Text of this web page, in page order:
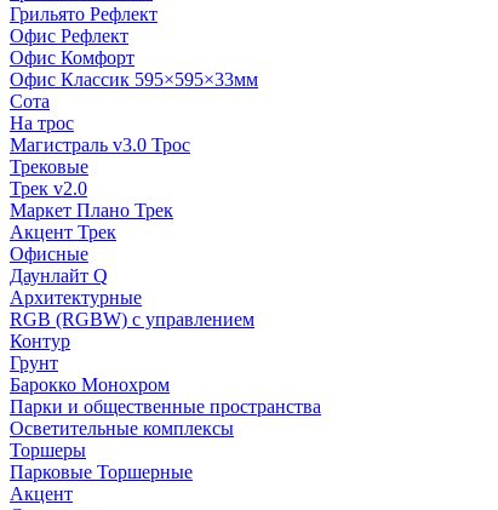
Грильято Рефлект
Офис Рефлект
Офис Комфорт
Офис Классик 595×595×33мм
Сота
На трос
Магистраль v3.0 Трос
Трековые
Трек v2.0
Маркет Плано Трек
Акцент Трек
Офисные
Даунлайт Q
Архитектурные
RGB (RGBW) с управлением
Контур
Грунт
Барокко Монохром
Парки и общественные пространства
Осветительные комплексы
Торшеры
Парковые Торшерные
Акцент